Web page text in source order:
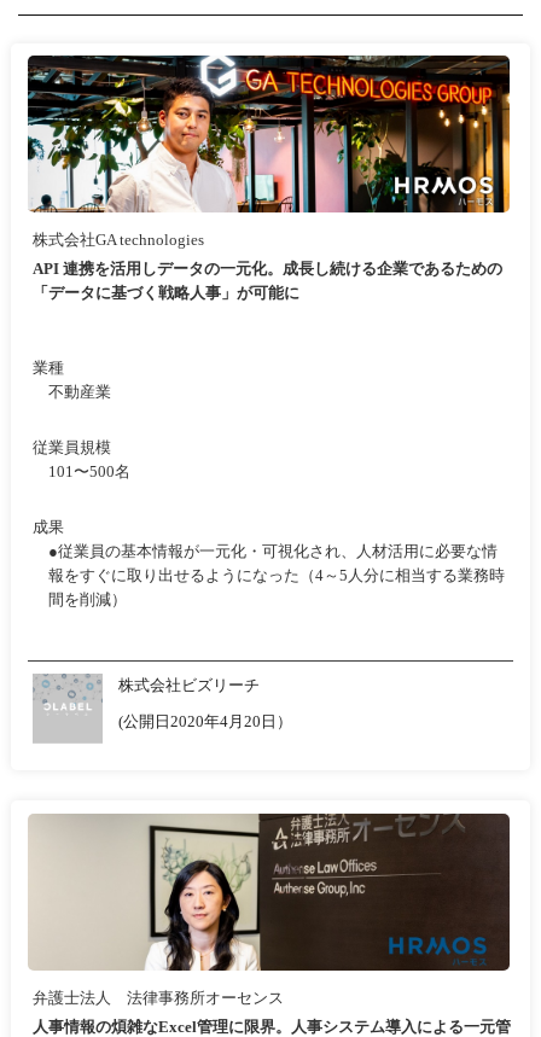
株式会社GA technologies
API 連携を活用しデータの一元化。成長し続ける企業であるための
「データに基づく戦略人事」が可能に
業種
不動産業
従業員規模
101〜500名
成果
●従業員の基本情報が一元化・可視化され、人材活用に必要な情
報をすぐに取り出せるようになった（4～5人分に相当する業務時
間を削減）
株式会社ビズリーチ
(公開日2020年4月20日）
弁護士法人 法律事務所オーセンス
人事情報の煩雑なExcel管理に限界。人事システム導入による一元管